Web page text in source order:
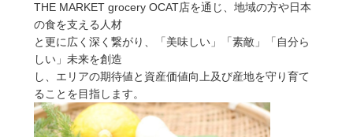
THE MARKET grocery OCAT店を通じ、地域の方や日本
の食を支える人材
と更に広く深く繋がり、「美味しい」「素敵」「自分ら
しい」未来を創造
し、エリアの期待値と資産価値向上及び産地を守り育て
ることを目指します。